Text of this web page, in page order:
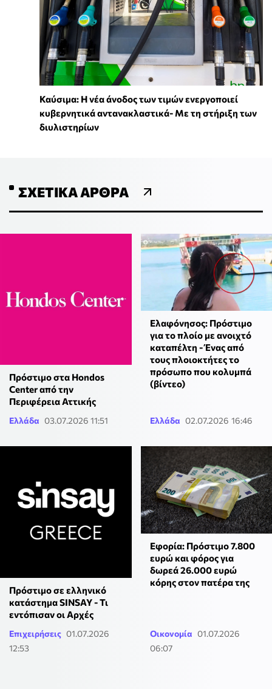
Καύσιμα: Η νέα άνοδος των τιμών ενεργοποιεί
κυβερνητικά αντανακλαστικά- Με τη στήριξη των
διυλιστηρίων
ΣΧΕΤΙΚΆ ΆΡΘΡΑ
Πρόστιμο στα Hondos
Center από την
Περιφέρεια Αττικής
Ελλάδα 03.07.2026 11:51
Ελαφόνησος: Πρόστιμο
για το πλοίο με ανοιχτό
καταπέλτη - Ένας από
τους πλοιοκτήτες το
πρόσωπο που κολυμπά
(βίντεο)
Ελλάδα 02.07.2026 16:46
Πρόστιμο σε ελληνικό
κατάστημα SINSAY - Τι
εντόπισαν οι Αρχές
Επιχειρήσεις 01.07.2026
12:53
Εφορία: Πρόστιμο 7.800
ευρώ και φόρος για
δωρεά 26.000 ευρώ
κόρης στον πατέρα της
Οικονομία 01.07.2026
06:07